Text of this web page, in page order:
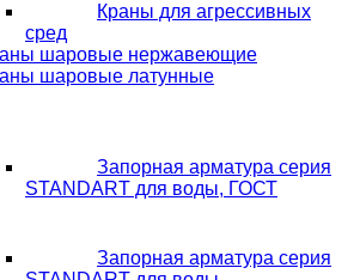
Краны для агрессивных
сред
шаровые нержавеющие
шаровые латунные
Запорная арматура серия
STANDART для воды, ГОСТ
Запорная арматура серия